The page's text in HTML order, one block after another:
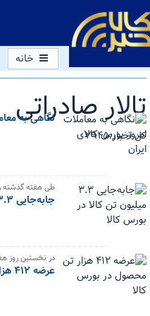
خانه
تالار صادراتی
کل اخبار:2945
نگاهی به
طی هفته گذشته
جابه‌جایی ۳.۳ میلیون تن کالا در بورس کالا
در نخستین روز
عرضه ۴۱۲ هزار تن محصول در بورس کالا